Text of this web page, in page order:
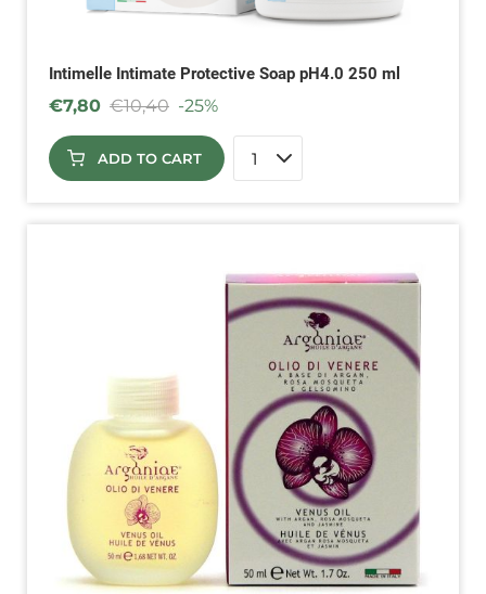
Intimelle Intimate Protective Soap pH4.0 250 ml
€7,80 €10,40 -25%
ADD TO CART